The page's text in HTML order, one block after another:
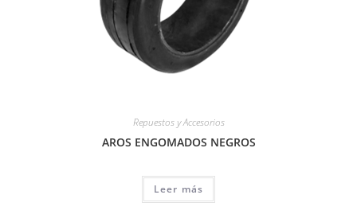
Repuestos y Accesorios
AROS ENGOMADOS NEGROS
Leer más